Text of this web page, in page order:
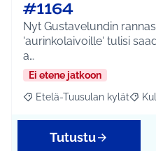
#1164
Nyt Gustavelundin
'aurinkolaivoille' tulisi
a…
Ei etene jatkoon
Rajaa tulokset aihepiirin
Etelä-Tuusulan kylät
Tutustu